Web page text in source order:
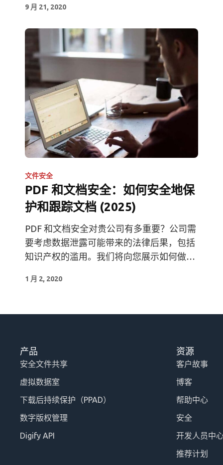
9 月 21, 2020
文件安全
PDF 和文档安全：如何安全地保
护和跟踪文档 (2025)
PDF 和文档安全对贵公司有多重要？公司需
要考虑数据泄露可能带来的法律后果，包括
知识产权的滥用。我们将向您展示如何做到
1 月 2, 2020
产品
安全文件共享
虚拟数据室
下载后持续保护（PPAD）
数字版权管理
Digify API
资源
客户故事
博客
帮助中心
安全
开发人员中
推荐计划